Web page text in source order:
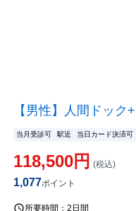
【男性】人間ドック
当月受診可 駅近 当日カード決済可
118,500円 (税込)
1,077ポイント
所要時間： 2日間